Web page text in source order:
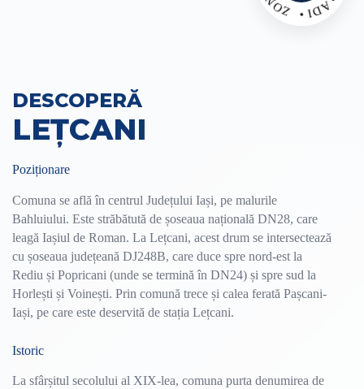
DESCOPERĂ
LEȚCANI
Poziționare
Comuna se află în centrul Județului Iași, pe malurile
Bahluiului. Este străbătută de șoseaua națională DN28, care
leagă Iașiul de Roman. La Lețcani, acest drum se intersectează
cu șoseaua județeană DJ248B, care duce spre nord-est la
Rediu și Popricani (unde se termină în DN24) și spre sud la
Horlești și Voinești. Prin comună trece și calea ferată Pașcani-
Iași, pe care este deservită de stația Lețcani.
Istoric
La sfârșitul secolului al XIX-lea, comuna purta denumirea de